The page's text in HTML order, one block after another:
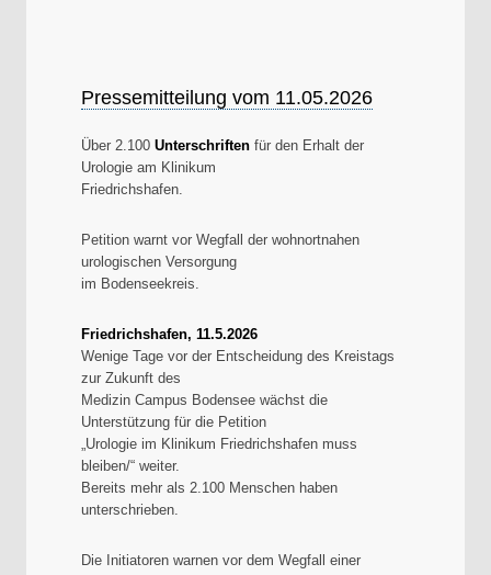
Pressemitteilung vom 11.05.2026
Über 2.100 Unterschriften für den Erhalt der
Urologie am Klinikum
Friedrichshafen.
Petition warnt vor Wegfall der wohnortnahen
urologischen Versorgung
im Bodenseekreis.
Friedrichshafen, 11.5.2026
Wenige Tage vor der Entscheidung des Kreistags
zur Zukunft des
Medizin Campus Bodensee wächst die
Unterstützung für die Petition
„Urologie im Klinikum Friedrichshafen muss
bleiben/“ weiter.
Bereits mehr als 2.100 Menschen haben
unterschrieben.
Die Initiatoren warnen vor dem Wegfall einer